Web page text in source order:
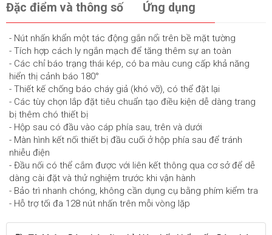
Đặc điểm và thông số Ứng dụng
- Nút nhấn khẩn một tác động gắn nổi trên bề mặt tường
- Tích hợp cách ly ngắn mạch để tăng thêm sự an toàn
- Các chỉ báo trạng thái kép, có ba màu cung cấp khả năng
hiển thị cảnh báo 180°
- Thiết kế chống báo cháy giả (khó vỡ), có thể đặt lại
- Các tùy chọn lắp đặt tiêu chuẩn tạo điều kiện dễ dàng trang
bị thêm chó thiết bị
- Hộp sau có đầu vào cáp phía sau, trên và dưới
- Màn hình kết nối thiết bị đầu cuối ở hộp phía sau để tránh
nhiễu điện
- Đầu nối có thể cắm được với liên kết thông qua cơ sở để dễ
dàng cài đặt và thử nghiệm trước khi vận hành
- Bảo trì nhanh chóng, không cần dụng cụ bằng phím kiểm tra
- Hỗ trợ tối đa 128 nút nhấn trên mỗi vòng lặp